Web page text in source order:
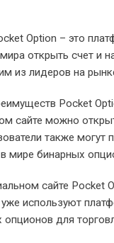
Option – это
открыть счет и
из лидеров на
Pocket
сайте можно
также
мире бинарных
сайте Pocket
используют
для